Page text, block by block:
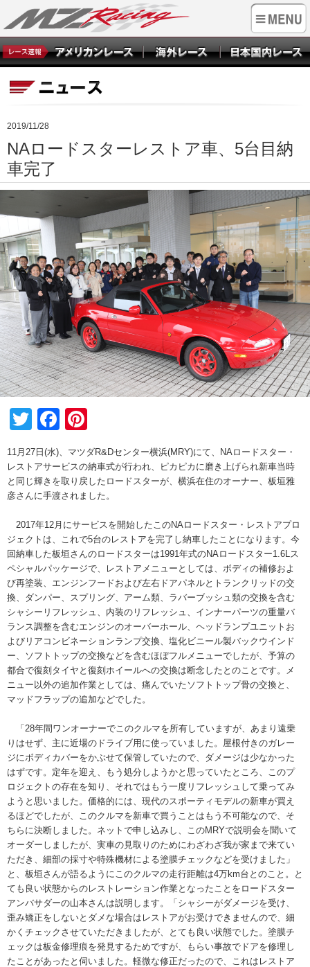
2019/11/28
NAロードスターレストア車、5台目納
車完了
TwitterFacebook
11月27日(水)、マツダR&Dセンター横浜(MRY)にて、NAロードスター・
レストアサービスの納車式が行われ、ピカピカに磨き上げられ新車当時
と同じ輝きを取り戻したロードスターが、横浜在住のオーナー、板垣雅
彦さんに手渡されました。
2017年12月にサービスを開始したこのNAロードスター・レストアプロ
ジェクトは、これで5台のレストアを完了し納車したことになります。今
回納車した板垣さんのロードスターは1991年式のNAロードスター1.6Lス
ペシャルパッケージで、レストアメニューとしては、ボディの補修およ
び再塗装、エンジンフードおよび左右ドアパネルとトランクリッドの交
換、ダンパー、スプリング、アーム類、ラバーブッシュ類の交換を含む
シャシーリフレッシュ、内装のリフレッシュ、インナーパーツの重量バ
ランス調整を含むエンジンのオーバーホール、ヘッドランプユニットお
よびリアコンビネーションランプ交換、塩化ビニール製バックウインド
ー、ソフトトップの交換などを含むほぼフルメニューでしたが、予算の
都合で復刻タイヤと復刻ホイールへの交換は断念したとのことです。メ
ニュー以外の追加作業としては、痛んでいたソフトトップ骨の交換と、
マッドフラップの追加などでした。
「28年間ワンオーナーでこのクルマを所有していますが、あまり遠乗
りはせず、主に近場のドライブ用に使っていました。屋根付きのガレー
ジにボディカバーをかぶせて保管していたので、ダメージは少なかった
はずです。定年を迎え、もう処分しようかと思っていたところ、このプ
ロジェクトの存在を知り、それではもう一度リフレッシュして乗ってみ
ようと思いました。価格的には、現代のスポーティモデルの新車が買え
るほどでしたが、このクルマを新車で買うことはもう不可能なので、そ
ちらに決断しました。ネットで申し込みし、このMRYで説明会を聞いて
オーダーしましたが、実車の見取りのためにわざわざ我が家まで来てい
ただき、細部の採寸や特殊機材による塗膜チェックなどを受けました」
と、板垣さんが語るようにこのクルマの走行距離は4万km台とのこと。と
ても良い状態からのレストレーション作業となったことをロードスター
アンバサダーの山本さんは説明します。「シャシーがダメージを受け、
歪み矯正をしないとダメな場合はレストアがお受けできませんので、細
かくチェックさせていただきましたが、とても良い状態でした。塗膜チ
ェックは板金修理痕を発見するためですが、もらい事故でドアを修理し
たことがあったと伺いました。軽微な修正だったので、これはレストア